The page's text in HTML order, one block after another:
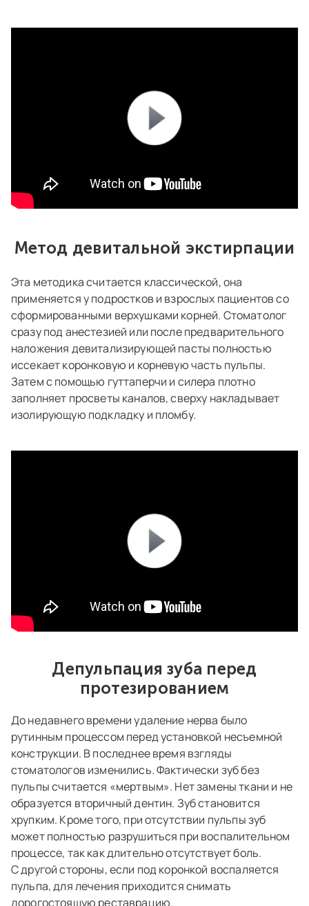
Метод девитальной экстирпации
Эта методика считается классической, она
применяется у подростков и взрослых пациентов со
сформированными верхушками корней. Стоматолог
сразу под анестезией или после предварительного
наложения девитализирующей пасты полностью
иссекает коронковую и корневую часть пульпы.
Затем с помощью гуттаперчи и силера плотно
заполняет просветы каналов, сверху накладывает
изолирующую подкладку и пломбу.
Депульпация зуба перед
протезированием
До недавнего времени удаление нерва было
рутинным процессом перед установкой несъемной
конструкции. В последнее время взгляды
стоматологов изменились. Фактически зуб без
пульпы считается «мертвым». Нет замены ткани и не
образуется вторичный дентин. Зуб становится
хрупким. Кроме того, при отсутствии пульпы зуб
может полностью разрушиться при воспалительном
процессе, так как длительно отсутствует боль.
С другой стороны, если под коронкой воспаляется
пульпа, для лечения приходится снимать
дорогостоящую реставрацию.